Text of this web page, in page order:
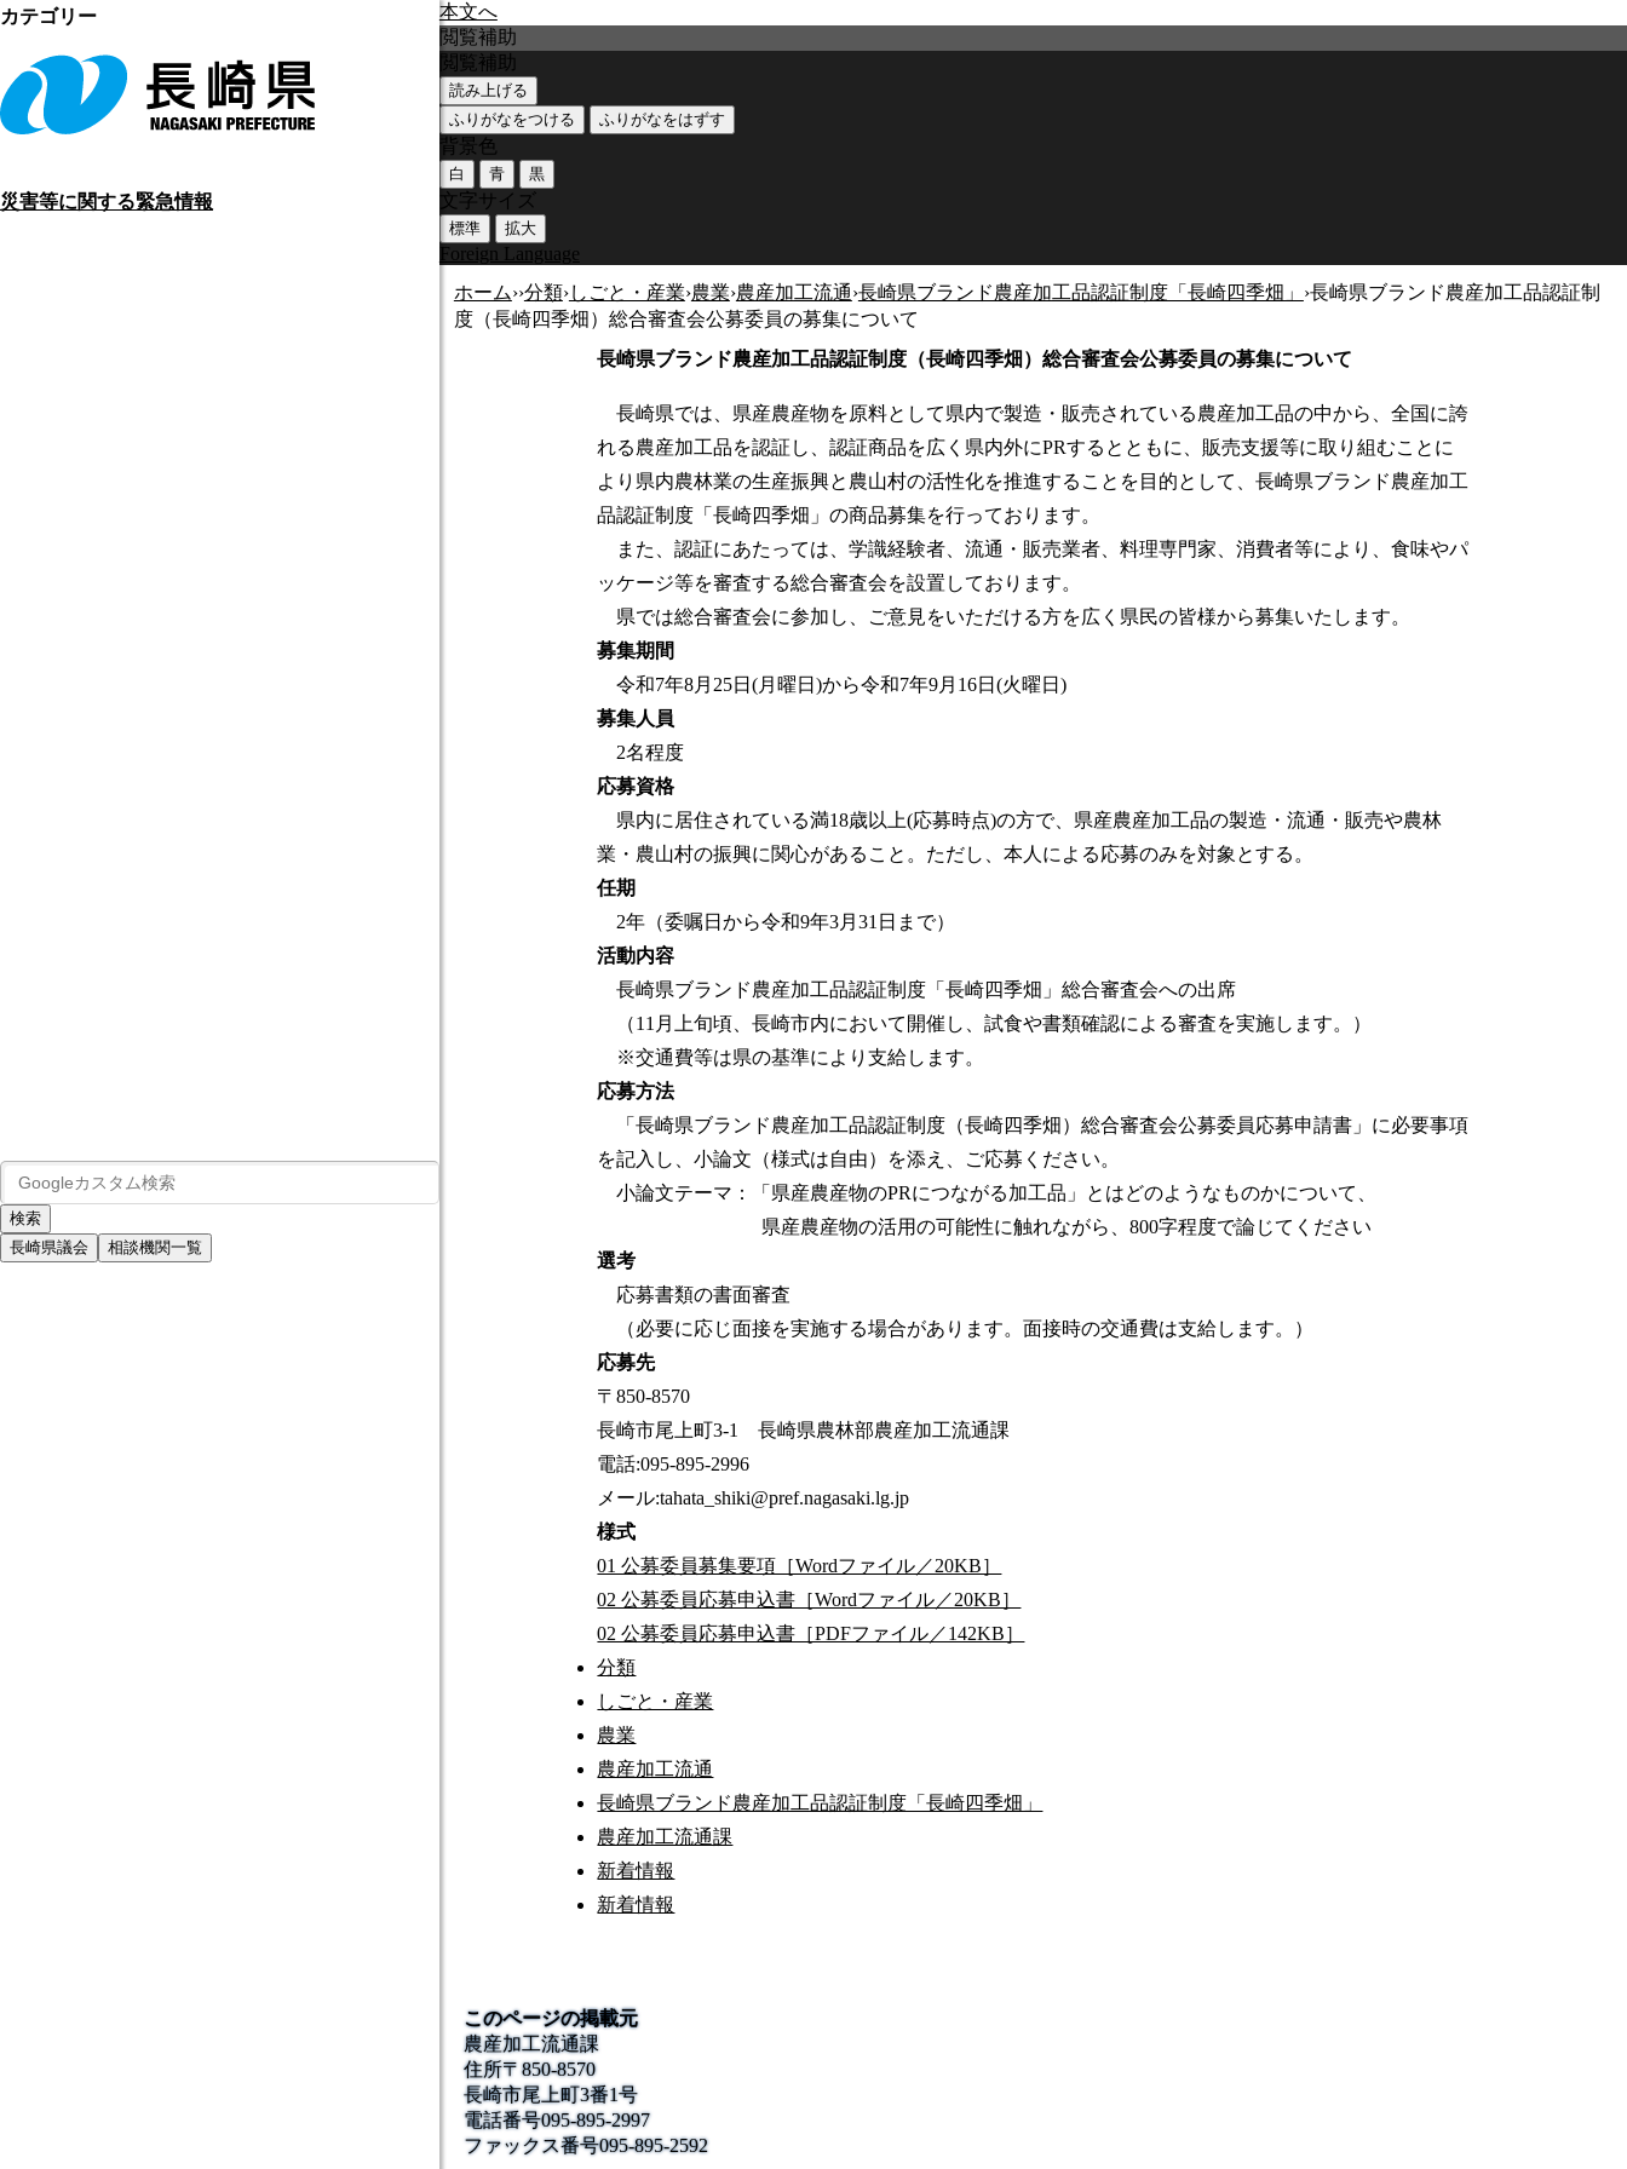
本文へ
災害等に関する緊急情報
長崎県議会 相談機関一覧
閲覧補助
閲覧補助
読み上げる
ふりがなをつける
ふりがなをはずす
背景色
白 青 黒
文字サイズ
標準 拡大
Foreign Language
ホーム››分類›しごと・産業›農業›農産加工流通›長崎県ブランド農産加工品認証制度「長崎四季畑」 ›長崎県ブランド農産加工品認証制
度（長崎四季畑）総合審査会公募委員の募集について
長崎県ブランド農産加工品認証制度（長崎四季畑）総合審査会公募委員の募集について
長崎県では、県産農産物を原料として県内で製造・販売されている農産加工品の中から、全国に誇
れる農産加工品を認証し、認証商品を広く県内外にPRするとともに、販売支援等に取り組むことに
より県内農林業の生産振興と農山村の活性化を推進することを目的として、長崎県ブランド農産加工
品認証制度「長崎四季畑」の商品募集を行っております。
また、認証にあたっては、学識経験者、流通・販売業者、料理専門家、消費者等により、食味やパ
ッケージ等を審査する総合審査会を設置しております。
県では総合審査会に参加し、ご意見をいただける方を広く県民の皆様から募集いたします。
募集期間
令和7年8月25日(月曜日)から令和7年9月16日(火曜日)
募集人員
2名程度
応募資格
県内に居住されている満18歳以上(応募時点)の方で、県産農産加工品の製造・流通・販売や農林
業・農山村の振興に関心があること。ただし、本人による応募のみを対象とする。
任期
2年（委嘱日から令和9年3月31日まで）
活動内容
長崎県ブランド農産加工品認証制度「長崎四季畑」総合審査会への出席
（11月上旬頃、長崎市内において開催し、試食や書類確認による審査を実施します。）
※交通費等は県の基準により支給します。
応募方法
「長崎県ブランド農産加工品認証制度（長崎四季畑）総合審査会公募委員応募申請書」に必要事項
を記入し、小論文（様式は自由）を添え、ご応募ください。
小論文テーマ：「県産農産物のPRにつながる加工品」とはどのようなものかについて、
県産農産物の活用の可能性に触れながら、800字程度で論じてください
選考
応募書類の書面審査
（必要に応じ面接を実施する場合があります。面接時の交通費は支給します。）
応募先
〒850-8570
長崎市尾上町3-1 長崎県農林部農産加工流通課
電話:095-895-2996
メール:tahata_shiki@pref.nagasaki.lg.jp
様式
01 公募委員募集要項［Wordファイル／20KB］
02 公募委員応募申込書［Wordファイル／20KB］
02 公募委員応募申込書［PDFファイル／142KB］
カテゴリー
分類
しごと・産業
農業
農産加工流通
長崎県ブランド農産加工品認証制度「長崎四季畑」
農産加工流通課
新着情報
新着情報
このページの掲載元
農産加工流通課
住所〒850-8570
長崎市尾上町3番1号
電話番号095-895-2997
ファックス番号095-895-2592
公式SNS